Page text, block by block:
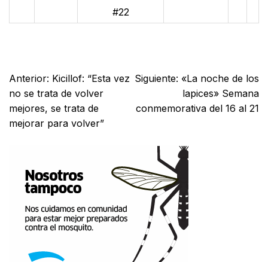
#22
Anterior: Kicillof: “Esta vez
no se trata de volver
mejores, se trata de
mejorar para volver”
Siguiente: «La noche de los
lapices» Semana
conmemorativa del 16 al 21